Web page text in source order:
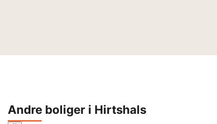
Andre boliger i Hirtshals